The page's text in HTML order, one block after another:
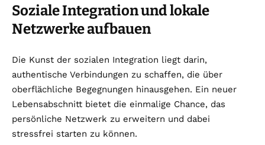
Soziale Integration und lokale
Netzwerke aufbauen
Die Kunst der sozialen Integration liegt darin,
authentische Verbindungen zu schaffen, die über
oberflächliche Begegnungen hinausgehen. Ein neuer
Lebensabschnitt bietet die einmalige Chance, das
persönliche Netzwerk zu erweitern und dabei
stressfrei starten zu können.